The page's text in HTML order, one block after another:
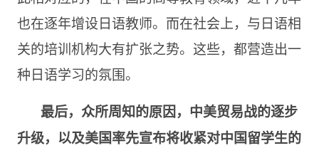
也在逐年增设日语教师。而在社会上，与日语相
关的培训机构大有扩张之势。这些，都营造出一
种日语学习的氛围。
最后，众所周知的原因，中美贸易战的逐步
升级，以及美国率先宣布将收紧对中国留学生的